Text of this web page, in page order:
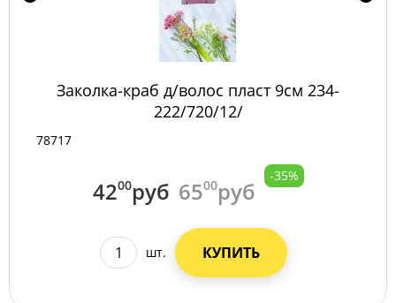
Заколка-краб д/волос пласт 9см 234-
222/720/12/
78717
4200руб 6500руб
-35%
шт. КУПИТЬ